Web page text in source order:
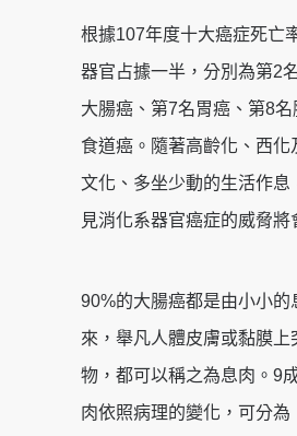
根據107年度十大癌症死亡
器官占據一半，分別為第2
大腸癌、第7名胃癌、第8
食道癌。隨著高齡化、西化
文化、多坐少動的生活作息
見消化系器官癌症的威脅將
90%的大腸癌都是由小小的
來，舉凡人體皮膚或黏膜上
物，都可以稱之為息肉。9
肉依照病理的變化，可分為